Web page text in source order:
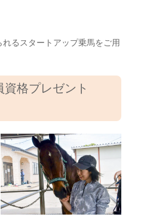
るスタートアップ乗馬をご用
格プレゼント